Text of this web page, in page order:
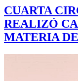
CUARTA
REALIZÓ
MATERIA